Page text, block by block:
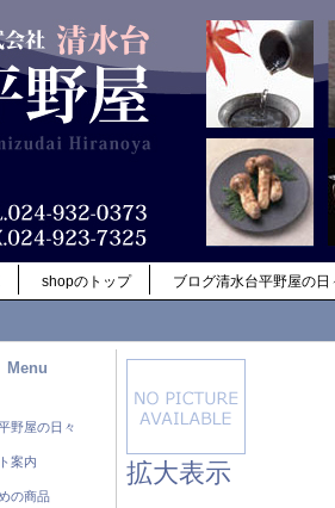
shopのトップ ブログ清水台平野屋の日
Menu
野屋の日々
案内
の商品
拡大表示